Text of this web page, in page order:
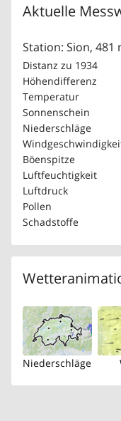
Aktuelle
Station: Sion, 481
Distanz zu 1934
Höhendifferenz
Temperatur
Sonnenschein
Niederschläge
Böenspitze
Luftfeuchtigkeit
Luftdruck
Pollen
Schadstoffe
Niederschläge